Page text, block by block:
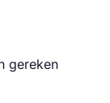
gereken